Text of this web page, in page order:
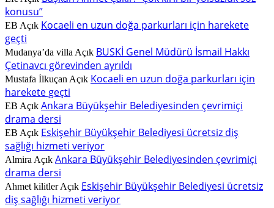
konusu”
EB Açık Kocaeli en uzun doğa parkurları için harekete
geçti
Mudanya’da villa Açık BUSKİ Genel Müdürü İsmail Hakkı
Çetinavcı görevinden ayrıldı
Mustafa İlkuçan Açık Kocaeli en uzun doğa parkurları için
harekete geçti
EB Açık Ankara Büyükşehir Belediyesinden çevrimiçi
drama dersi
EB Açık Eskişehir Büyükşehir Belediyesi ücretsiz diş
sağlığı hizmeti veriyor
Almira Açık Ankara Büyükşehir Belediyesinden çevrimiçi
drama dersi
Ahmet kilitlerAçık Eskişehir Büyükşehir Belediyesi ücretsiz
diş sağlığı hizmeti veriyor